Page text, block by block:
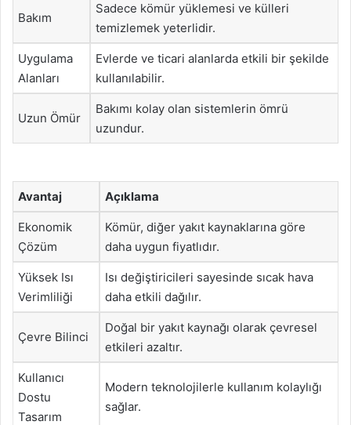
Bakım
Sadece kömür yüklemesi ve külleri
temizlemek yeterlidir.
Uygulama
Alanları
Evlerde ve ticari alanlarda etkili bir şekilde
kullanılabilir.
Uzun Ömür
Bakımı kolay olan sistemlerin ömrü
uzundur.
Avantaj Açıklama
Ekonomik
Çözüm
Kömür, diğer yakıt kaynaklarına göre
daha uygun fiyatlıdır.
Yüksek Isı
Verimliliği
Isı değiştiricileri sayesinde sıcak hava
daha etkili dağılır.
Çevre Bilinci
Doğal bir yakıt kaynağı olarak çevresel
etkileri azaltır.
Kullanıcı
Dostu
Tasarım
Modern teknolojilerle kullanım kolaylığı
sağlar.